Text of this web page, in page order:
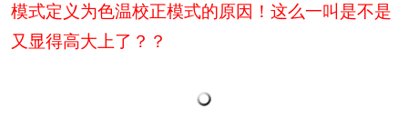
模式定义为色温校正模式的原因！这么一叫是不是
又显得高大上了？？